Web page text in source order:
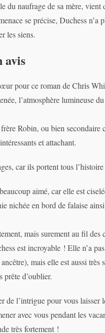
naufrage de sa mère, vient
se précise, Duchess
les siens.
avis
pour ce roman de Chris
l’atmosphère lumineuse
Robin, ou bien
et attachant.
car ils portent tous
aimé, car elle est
nichée en bord de falaise
mais surement au fil des
est incroyable ! Elle n’a
mais elle est aussi très
prête d’oublier.
de l’intrigue pour vous
avec vous pendant les
très fortement !